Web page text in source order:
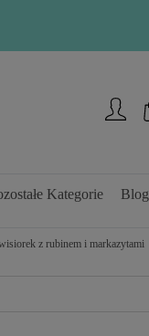
Kategorie Blog
z rubinem i markazytami